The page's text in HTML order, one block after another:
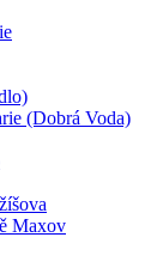
(Dobrá Voda)
Maxov